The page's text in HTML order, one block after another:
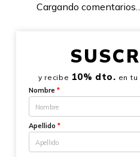
Cargando
y recibe 10% dto. en tu
Nombre *
Apellido *